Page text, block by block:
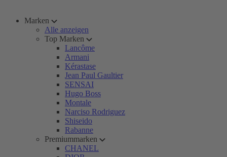
Marken
Alle anzeigen
Top Marken
Lancôme
Armani
Kérastase
Jean Paul Gaultier
SENSAI
Hugo Boss
Montale
Narciso Rodriguez
Shiseido
Rabanne
Premiummarken
CHANEL